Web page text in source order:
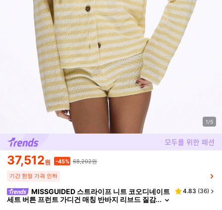
1/5
37,512원 -45% 68,202원
기간 한정 가격 인하
MISSGUIDED 스트라이프 니트 코오디네이트
세트 버튼 프런트 가디건 매칭 반바지 리브드 질감
4.83 (36)